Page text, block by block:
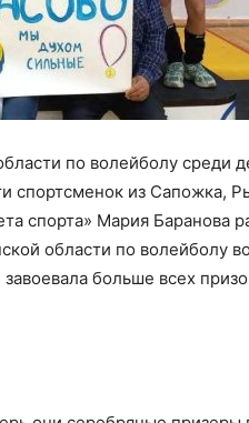
по волейболу среди
спортсменок из Сапожка,
спорта» Мария Баранова
области по волейболу
больше всех